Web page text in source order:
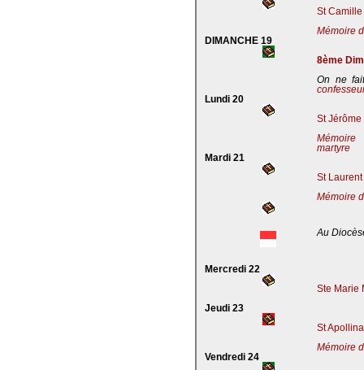
St
Mémoire
DIMANCHE 19
8ème
On ne
Lundi 20
St
Mémoire
martyre
Mardi 21
St
Mémoire
Au
Mercredi 22
Ste Marie
Jeudi 23
St
Mémoire
Vendredi 24